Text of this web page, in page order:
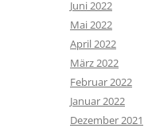
Juni 2022
Mai 2022
April 2022
März 2022
Februar 2022
Januar 2022
Dezember 2021